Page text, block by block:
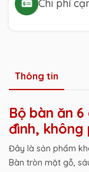
Chi phí
Thông tin
Bộ bàn ăn
đình, không
Đây là sản phẩm
Bàn tròn mặt gỗ,